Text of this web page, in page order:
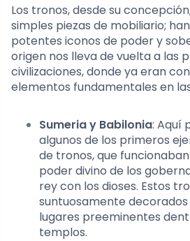
Los tronos, desde su
simples piezas de mobiliario;
potentes iconos de poder y
origen nos lleva de vuelta a las
civilizaciones, donde ya eran
elementos fundamentales en
Sumeria y Babilonia: Aquí
algunos de los primeros
de tronos, que
poder divino de los
rey con los dioses. Estos
suntuosamente
lugares preeminentes
templos.